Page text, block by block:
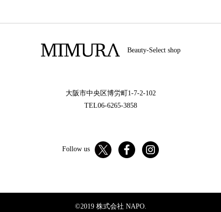
Beauty-Select shop
大阪市中央区博労町1-7-2-102
TEL06-6265-3858
Follow us
©2019 株式会社 NAPO.